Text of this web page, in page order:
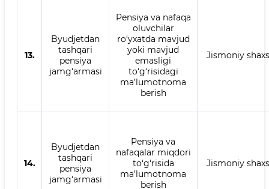
13.
Byudjetdan
tashqari
pensiya
jamg‘armasi
Pensiya va nafaqa
oluvchilar
ro‘yxatda mavjud
yoki mavjud
emasligi
to‘g‘risidagi
ma’lumotnoma
berish
Jismoniy shaxs
14.
Byudjetdan
tashqari
pensiya
jamg‘armasi
Pensiya va
nafaqalar miqdori
to‘g‘risida
ma’lumotnoma
berish
Jismoniy shaxs